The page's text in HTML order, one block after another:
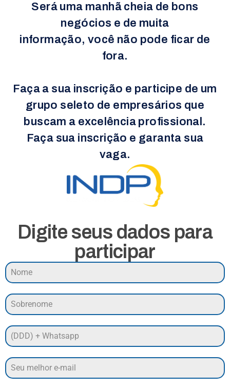
Será uma manhã cheia de bons
negócios e de muita
informação, você não pode ficar de
fora.
Faça a sua inscrição e participe de um
grupo seleto de empresários que
buscam a excelência profissional.
Faça sua inscrição e garanta sua
vaga.
Digite seus dados para
participar